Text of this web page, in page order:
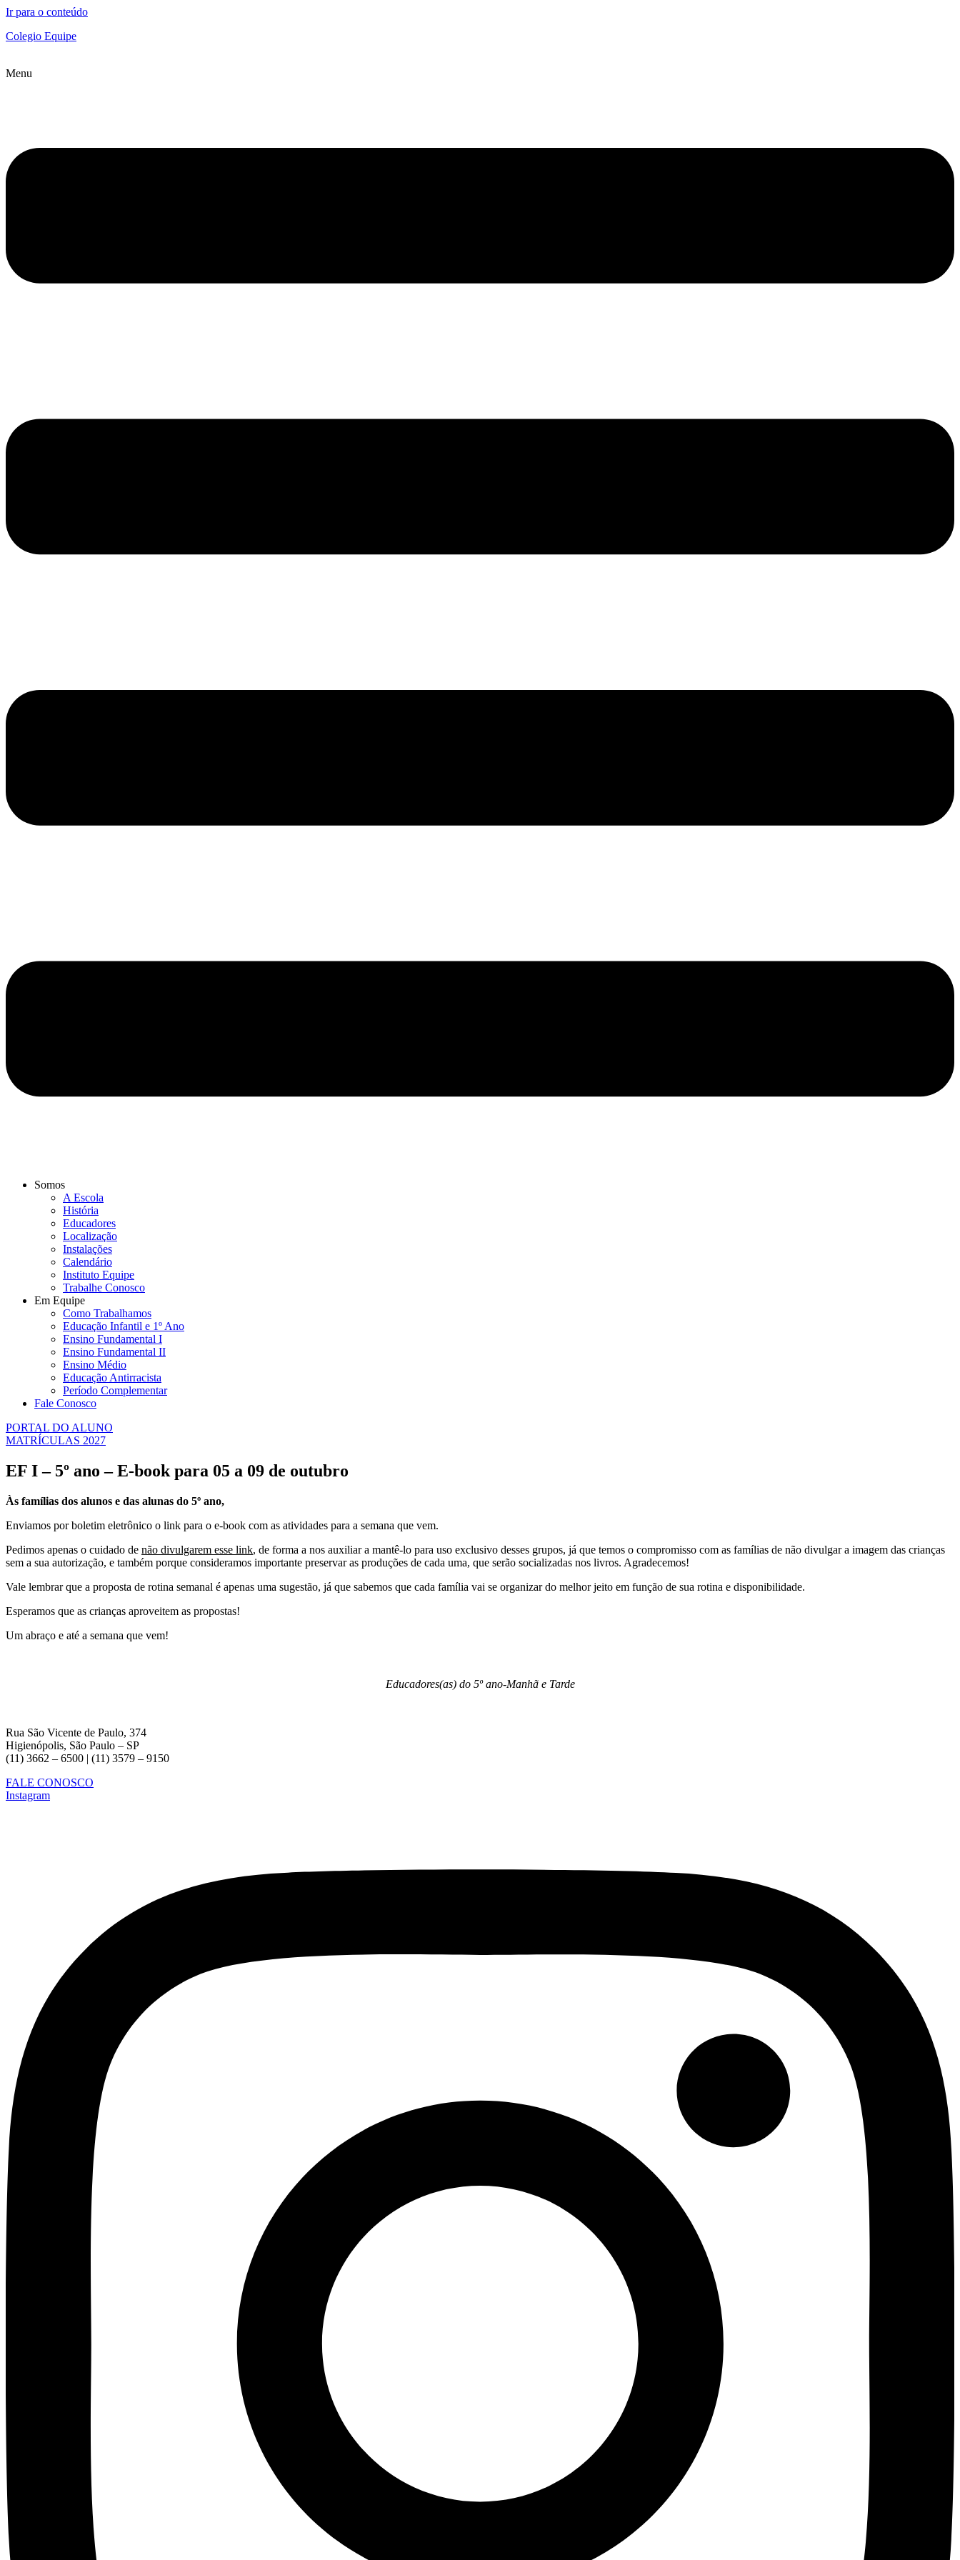
Ir para o conteúdo
Colegio Equipe
Menu
Somos
A Escola
História
Educadores
Localização
Instalações
Calendário
Instituto Equipe
Trabalhe Conosco
Em Equipe
Como Trabalhamos
Educação Infantil e 1º Ano
Ensino Fundamental I
Ensino Fundamental II
Ensino Médio
Educação Antirracista
Período Complementar
Fale Conosco
PORTAL DO ALUNO
MATRÍCULAS 2027
EF I – 5º ano – E-book para 05 a 09 de outubro
Às famílias dos alunos e das alunas do 5º ano,
Enviamos por boletim eletrônico o link para o e-book com as atividades para a semana que vem.
Pedimos apenas o cuidado de não divulgarem esse link, de forma a nos auxiliar a mantê-lo para uso exclusivo desses grupos, já que temos o compromisso com as famílias de não divulgar a imagem das crianças
sem a sua autorização, e também porque consideramos importante preservar as produções de cada uma, que serão socializadas nos livros. Agradecemos!
Vale lembrar que a proposta de rotina semanal é apenas uma sugestão, já que sabemos que cada família vai se organizar do melhor jeito em função de sua rotina e disponibilidade.
Esperamos que as crianças aproveitem as propostas!
Um abraço e até a semana que vem!
Educadores(as) do 5º ano-Manhã e Tarde
Rua São Vicente de Paulo, 374
Higienópolis, São Paulo – SP
(11) 3662 – 6500 | (11) 3579 – 9150
FALE CONOSCO
Instagram